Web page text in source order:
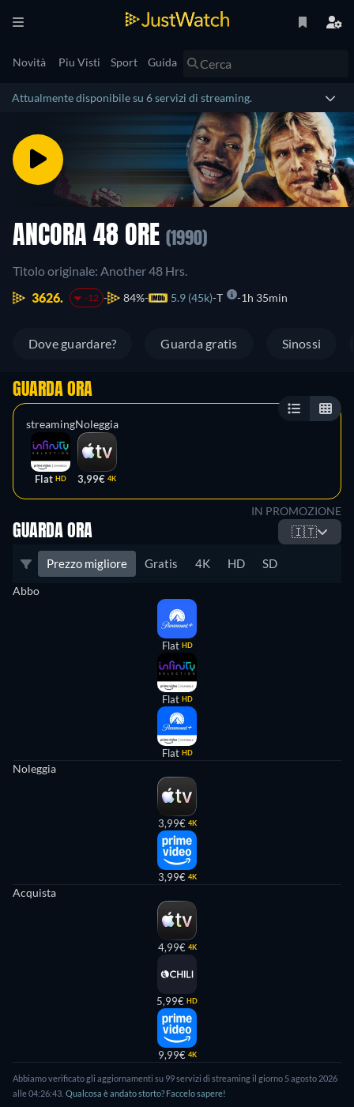
Novità Piu Visti Sport Guida
Attualmente disponibile su 6 servizi di streaming.
ANCORA 48 ORE (1990)
Titolo originale: Another 48 Hrs.
3626.
-12 84% 5.9 (45k) T 1h 35min
Dove guardare? Guarda gratis Sinossi
GUARDA ORA
streaming
Flat HD
Noleggia
3,99€ 4K
IN PROMOZIONE
GUARDA ORA 🇮🇹
Prezzo migliore Gratis 4K HD SD
Abbo
Flat HD
Flat HD
Flat HD
Noleggia
3,99€ 4K
3,99€ 4K
Acquista
4,99€ 4K
5,99€ HD
9,99€ 4K
Abbiamo verificato gli aggiornamenti su 99 servizi di streaming il giorno 5 agosto 2026
alle 04:26:43. Qualcosa è andato storto? Faccelo sapere!